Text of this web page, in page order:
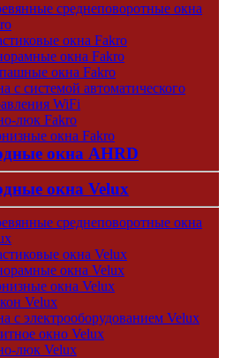
среднеповоротные окна
окна Fakro
окна Fakro
окна Fakro
с системой автоматического
WiFi
люк Fakro
окна Fakro
окна AHRD
окна Velux
среднеповоротные окна
окна Velux
окна Velux
окна Velux
Velux
с электрооборудованием Velux
окно Velux
люк Velux